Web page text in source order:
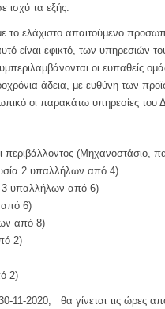
ισχύ τα εξής:
το ελάχιστο απαιτούμενο
είναι εφικτό, των υπηρεσιών
οι ευπαθείς
άδεια, με ευθύνη των
οι παρακάτω υπηρεσίες του
περιβάλλοντος
2 υπαλλήλων από 4)
3 υπαλλήλων από 6)
από 6)
από 8)
2)
2)
11-2020,
θα γίνεται τις ώρες